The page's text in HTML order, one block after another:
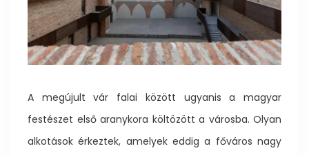
A megújult vár falai között ugyanis a magyar
festészet első aranykora költözött a városba. Olyan
alkotások érkeztek, amelyek eddig a főváros nagy